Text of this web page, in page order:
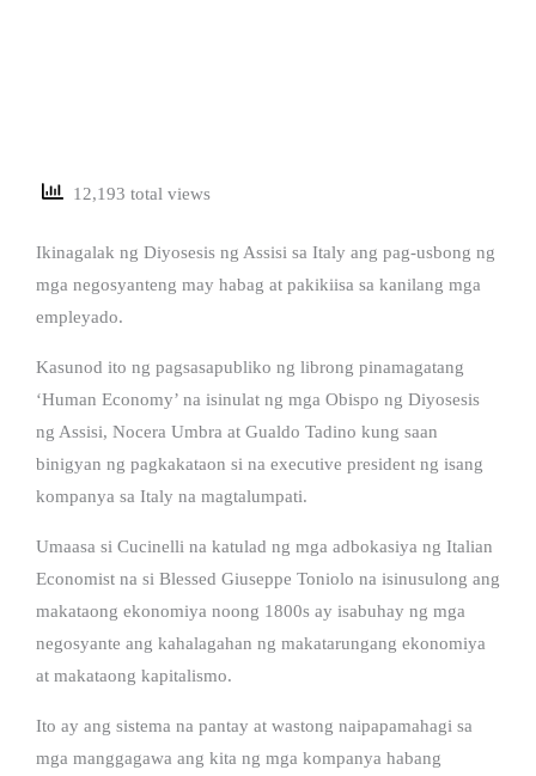
12,193 total views
Ikinagalak ng Diyosesis ng Assisi sa Italy ang pag-usbong ng
mga negosyanteng may habag at pakikiisa sa kanilang mga
empleyado.
Kasunod ito ng pagsasapubliko ng librong pinamagatang
‘Human Economy’ na isinulat ng mga Obispo ng Diyosesis
ng Assisi, Nocera Umbra at Gualdo Tadino kung saan
binigyan ng pagkakataon si na executive president ng isang
kompanya sa Italy na magtalumpati.
Umaasa si Cucinelli na katulad ng mga adbokasiya ng Italian
Economist na si Blessed Giuseppe Toniolo na isinusulong ang
makataong ekonomiya noong 1800s ay isabuhay ng mga
negosyante ang kahalagahan ng makatarungang ekonomiya
at makataong kapitalismo.
Ito ay ang sistema na pantay at wastong naipapamahagi sa
mga manggagawa ang kita ng mga kompanya habang